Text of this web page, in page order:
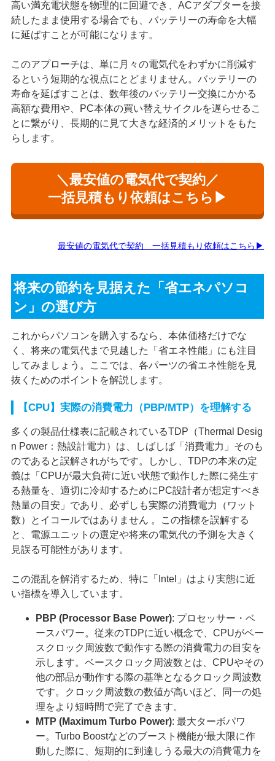
高い満充電状態を物理的に回避でき、ACアダプターを接
続したまま使用する場合でも、バッテリーの寿命を大幅
に延ばすことが可能になります。
このアプローチは、単に月々の電気代をわずかに削減す
るという短期的な視点にとどまりません。バッテリーの
寿命を延ばすことは、数年後のバッテリー交換にかかる
高額な費用や、PC本体の買い替えサイクルを遅らせるこ
とに繋がり、長期的に見て大きな経済的メリットをもた
らします。
＼最安値の電気代で契約／
一括見積もり依頼はこちら▶
最安値の電気代で契約 一括見積もり依頼はこちら▶
将来の節約を見据えた「省エネパソコ
ン」の選び方
これからパソコンを購入するなら、本体価格だけでな
く、将来の電気代まで見越した「省エネ性能」にも注目
してみましょう。ここでは、各パーツの省エネ性能を見
抜くためのポイントを解説します。
【CPU】実際の消費電力（PBP/MTP）を理解する
多くの製品仕様表に記載されているTDP（Thermal Desig
n Power：熱設計電力）は、しばしば「消費電力」そのも
のであると誤解されがちです。しかし、TDPの本来の定
義は「CPUが最大負荷に近い状態で動作した際に発生す
る熱量を、適切に冷却するためにPC設計者が想定すべき
熱量の目安」であり、必ずしも実際の消費電力（ワット
数）とイコールではありません 。この指標を誤解する
と、電源ユニットの選定や将来の電気代の予測を大きく
見誤る可能性があります。
この混乱を解消するため、特に「Intel」はより実態に近
い指標を導入しています。
PBP (Processor Base Power): プロセッサー・ベ
ースパワー。従来のTDPに近い概念で、CPUがベー
スクロック周波数で動作する際の消費電力の目安を
示します。ベースクロック周波数とは、CPUやその
他の部品が動作する際の基準となるクロック周波数
です。クロック周波数の数値が高いほど、同一の処
理をより短時間で完了できます。
MTP (Maximum Turbo Power): 最大ターボパワ
ー。Turbo Boostなどのブースト機能が最大限に作
動した際に、短期的に到達しうる最大の消費電力を